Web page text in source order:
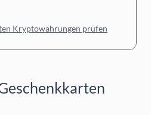
Kryptowährungen prüfen